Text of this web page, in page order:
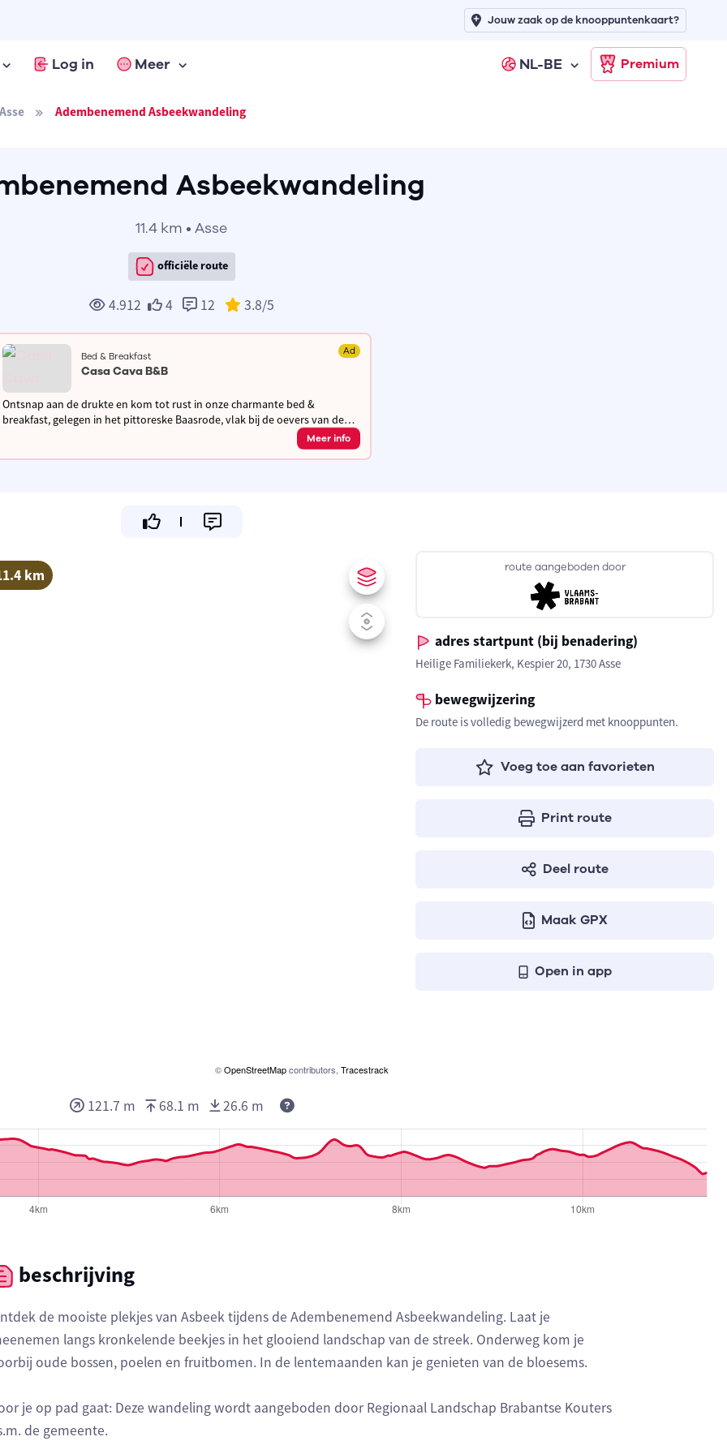
Log in Meer NL-BE Premium
Jouw zaak op de knooppuntenkaart?
Adembenemend Asbeekwandeling
Asbeekwandeling
11.4 km • Asse
officiële route
4.912 4 12 3.8/5
Bed & Breakfast Ad
Casa Cava B&B
Ontsnap aan de drukte en kom tot rust in onze charmante bed &
breakfast, gelegen in het pittoreske Baasrode, vlak bij de oevers van de
Schelde. Een comfortabele tussenstop tijdens een fietsvakantie.Meer info
km
©OpenStreetMapcontributors, Tracestrack
route aangeboden door
adres startpunt (bij benadering)
Heilige Familiekerk, Kespier 20, 1730 Asse
bewegwijzering
De route is volledig bewegwijzerd met knooppunten.
Voeg toe aan favorieten
Print route
Deel route
Maak GPX
Open in app
121.7 m 68.1 m 26.6 m
beschrijving
de mooiste plekjes van Asbeek tijdens de Adembenemend Asbeekwandeling. Laat je
langs kronkelende beekjes in het glooiend landschap van de streek. Onderweg kom je
oude bossen, poelen en fruitbomen. In de lentemaanden kan je genieten van de bloesems.
je op pad gaat: Deze wandeling wordt aangeboden door Regionaal Landschap Brabantse Kouters
de gemeente.